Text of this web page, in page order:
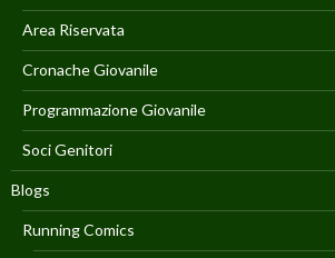
Area Riservata
Cronache Giovanile
Programmazione Giovanile
Soci Genitori
Blogs
Running Comics